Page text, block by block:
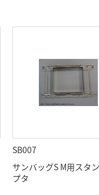
SB007
サンバッグS M用スタ
プタ